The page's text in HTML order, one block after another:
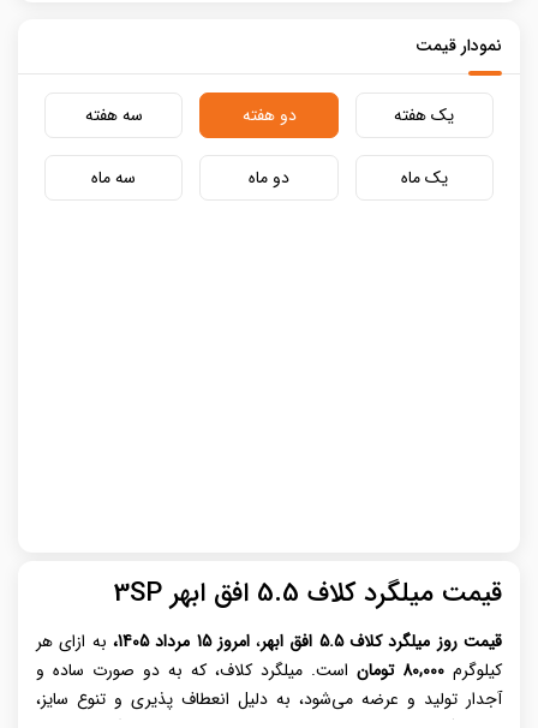
نمودار قیمت
یک هفته دو هفته سه هفته
یک ماه دو ماه سه ماه
قیمت میلگرد کلاف 5.5 افق ابهر 3SP
قیمت روز میلگرد کلاف 5.5 افق ابهر،امروز 15 مرداد 1405،
به ازای هر
کیلوگرم
است. میلگرد کلاف، که به دو صورت ساده و
آجدار تولید و عرضه می‌شود، به دلیل انعطاف ‌پذیری و تنوع سایز،